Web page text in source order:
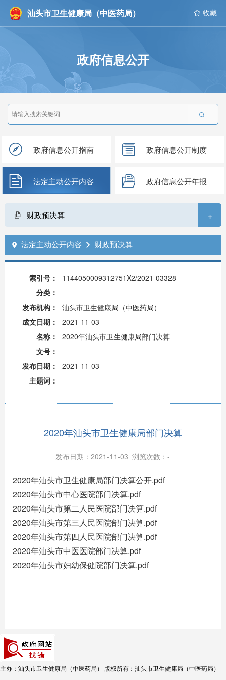
汕头市卫生健康局（中医药局）  收藏
政府信息公开

政府信息公开指南 政府信息公开制度
法定主动公开内容 政府信息公开年报
财政预决算 +
 法定主动公开内容  财政预决算
索引号：
1144050009312751X2/2021-03328
分类：
发布机构：
汕头市卫生健康局（中医药局）
成文日期：
2021-11-03
名称：
2020年汕头市卫生健康局部门决算
文号：
发布日期：
2021-11-03
主题词：
2020年汕头市卫生健康局部门决算
发布日期：2021-11-03 浏览次数：-
2020年汕头市卫生健康局部门决算公开.pdf
2020年汕头市中心医院部门决算.pdf
2020年汕头市第二人民医院部门决算.pdf
2020年汕头市第三人民医院部门决算.pdf
2020年汕头市第四人民医院部门决算.pdf
2020年汕头市中医医院部门决算.pdf
2020年汕头市妇幼保健院部门决算.pdf
主办：汕头市卫生健康局（中医药局）
版权所有：汕头市卫生健康局（中医药局）